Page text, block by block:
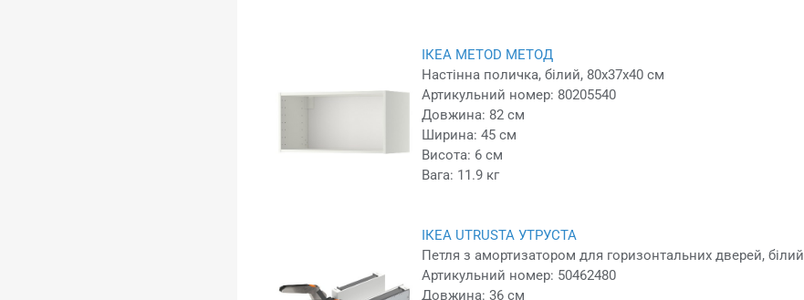
ІКЕА METOD МЕТОД
Настінна поличка, білий, 80x37x40 см
Артикульний номер: 80205540
Довжина: 82 см
Ширина: 45 см
Висота: 6 см
Вага: 11.9 кг
ІКЕА UTRUSTA УТРУСТА
Петля з амортизатором для горизонтальних дверей, білий
Артикульний номер: 50462480
Довжина: 36 см